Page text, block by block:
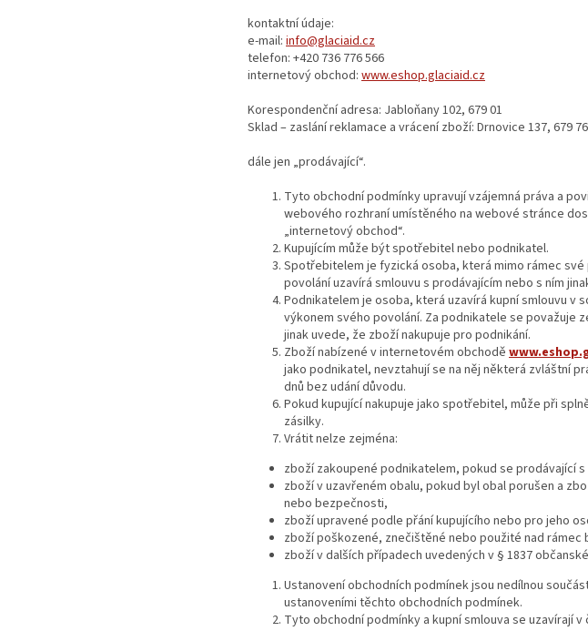
kontaktní údaje:
e-mail: info@glaciaid.cz
telefon: +420 736 776 566
internetový obchod: www.eshop.glaciaid.cz
Korespondenční adresa: Jabloňany 102, 679 01
Sklad – zaslání reklamace a vrácení zboží: Drnovice 137, 679 76
dále jen „prodávající“.
Tyto obchodní podmínky upravují vzájemná práva a
webového rozhraní umístěného na webové stránce
„internetový obchod“.
Kupujícím může být spotřebitel nebo podnikatel.
Spotřebitelem je fyzická osoba, která mimo rámec
povolání uzavírá smlouvu s prodávajícím nebo s ním
Podnikatelem je osoba, která uzavírá kupní smlouvu
výkonem svého povolání. Za podnikatele se považuje
jinak uvede, že zboží nakupuje pro podnikání.
Zboží nabízené v internetovém obchodě
jako podnikatel, nevztahují se na něj některá zvláštní
dnů bez udání důvodu.
Pokud kupující nakupuje jako spotřebitel, může při
zásilky.
Vrátit nelze zejména:
zboží zakoupené podnikatelem, pokud se prodávající
zboží v uzavřeném obalu, pokud byl obal porušen a
nebo bezpečnosti,
zboží upravené podle přání kupujícího nebo pro jeho
zboží poškozené, znečištěné nebo použité nad rámec
zboží v dalších případech uvedených v § 1837
Ustanovení obchodních podmínek jsou nedílnou
ustanoveními těchto obchodních podmínek.
Tyto obchodní podmínky a kupní smlouva se uzavírají v